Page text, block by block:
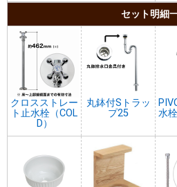
セット明細
クロスストレー
ト止水栓（COL
D）
丸鉢付Sトラッ
プ25
水